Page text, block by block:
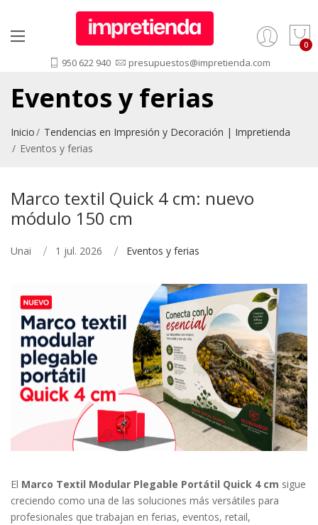
¿Olvidó su contraseña?
Entrar
950 622 940 presupuestos@impretienda.com
Eventos y ferias
Inicio
Tendencias en Impresión y Decoración | Impretienda
Eventos y ferias
Marco textil Quick 4 cm: nuevo
módulo 150 cm
Unai 1 jul. 2026 Eventos y ferias
El Marco Textil Modular Plegable Portátil Quick 4 cm sigue
creciendo como una de las soluciones más versátiles para
profesionales que trabajan en ferias, eventos, retail,